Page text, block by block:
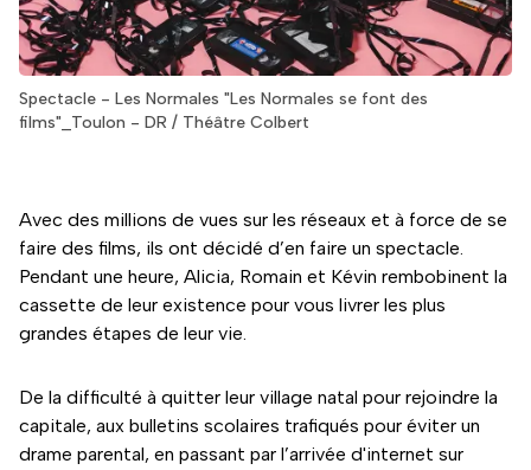
Spectacle - Les Normales "Les Normales se font des
films"_Toulon - DR / Théâtre Colbert
Avec des millions de vues sur les réseaux et à force de se
faire des films, ils ont décidé d’en faire un spectacle.
Pendant une heure, Alicia, Romain et Kévin rembobinent la
cassette de leur existence pour vous livrer les plus
grandes étapes de leur vie.
De la difficulté à quitter leur village natal pour rejoindre la
capitale, aux bulletins scolaires trafiqués pour éviter un
drame parental, en passant par l’arrivée d'internet sur